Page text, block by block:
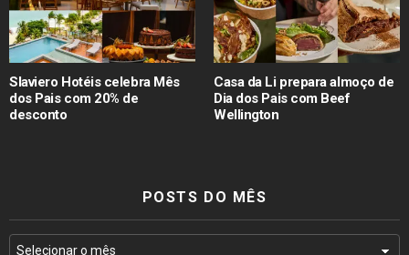
Slaviero Hotéis celebra Mês
dos Pais com 20% de
desconto
Casa da Li prepara almoço de
Dia dos Pais com Beef
Wellington
POSTS DO MÊS